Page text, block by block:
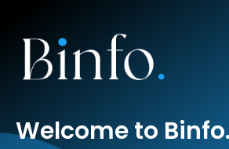
Welcome to